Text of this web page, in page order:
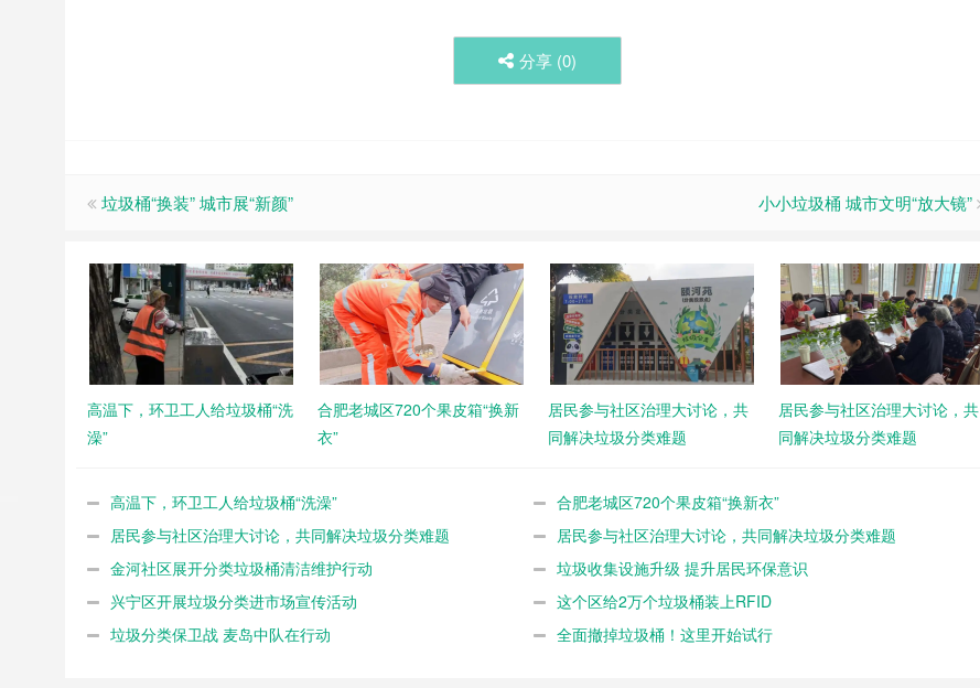
分享 (0)
垃圾桶“换装” 城市展“新颜” 小小垃圾桶 城市文明“放大镜”
高温下，环卫工人给垃圾桶“洗
澡”
合肥老城区720个果皮箱“换新
衣”
居民参与社区治理大讨论，共
同解决垃圾分类难题
居民参与社区治理大讨论，共
同解决垃圾分类难题
高温下，环卫工人给垃圾桶“洗澡”
合肥老城区720个果皮箱“换新衣”
居民参与社区治理大讨论，共同解决垃圾分类难题
居民参与社区治理大讨论，共同解决垃圾分类难题
金河社区展开分类垃圾桶清洁维护行动
垃圾收集设施升级 提升居民环保意识
兴宁区开展垃圾分类进市场宣传活动
这个区给2万个垃圾桶装上RFID
垃圾分类保卫战 麦岛中队在行动
全面撤掉垃圾桶！这里开始试行